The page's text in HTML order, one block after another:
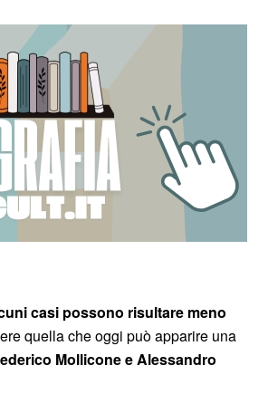
casi possono risultare meno
quella che oggi può apparire una
Mollicone e Alessandro